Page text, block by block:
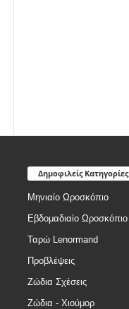
Δημοφιλείς Κατηγορίες
Μηνιαίο Ωροσκόπιο
Εβδομαδιαίο Ωροσκόπιο
Ταρώ Lenormand
Προβλέψεις
Ζώδια Σχέσεις
Ζώδια - Χιούμορ